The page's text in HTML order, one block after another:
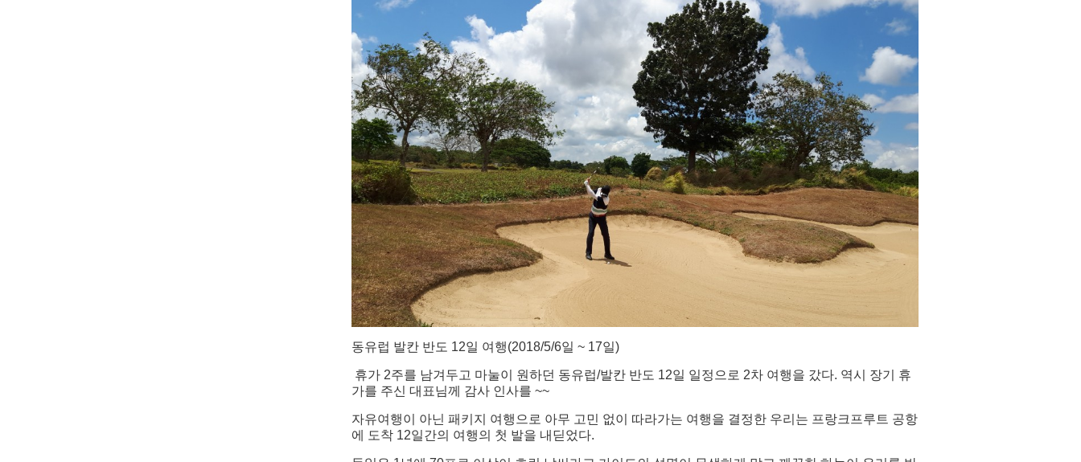
동유럽 발칸 반도 12일 여행(2018/5/6일 ~ 17일)
휴가 2주를 남겨두고 마눌이 원하던 동유럽/발칸 반도 12일 일정으로 2차 여행을 갔다. 역시 장기 휴
가를 주신 대표님께 감사 인사를 ~~
자유여행이 아닌 패키지 여행으로 아무 고민 없이 따라가는 여행을 결정한 우리는 프랑크프루트 공항
에 도착 12일간의 여행의 첫 발을 내딛었다.